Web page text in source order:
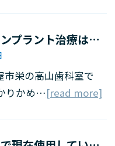
何歳までインプラント治療は可能か？（高山歯科室）
市栄の高山歯科室で
りかめ…[read more]